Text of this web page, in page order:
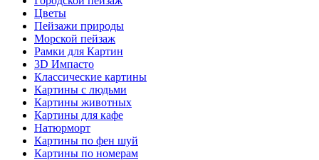
Цветы
Пейзажи природы
Морской пейзаж
Рамки для Картин
3D Импасто
Классические картины
Картины с людьми
Картины животных
Картины для кафе
Натюрморт
Картины по фен шуй
Картины по номерам